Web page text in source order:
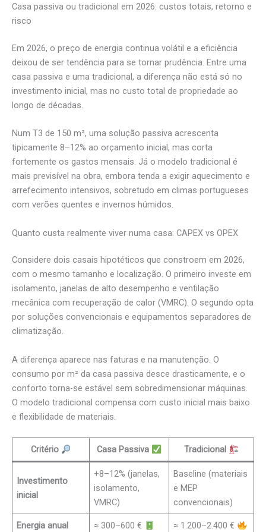
Casa passiva ou tradicional em 2026: custos totais, retorno e
risco
Em 2026, o preço de energia continua volátil e a eficiência
deixou de ser tendência para se tornar prudência. Entre uma
casa passiva e uma tradicional, a diferença não está só no
investimento inicial, mas no custo total de propriedade ao
longo de décadas.
Num T3 de 150 m², uma solução passiva acrescenta
tipicamente 8–12% ao orçamento inicial, mas corta
fortemente os gastos mensais. Já o modelo tradicional é
mais previsível na obra, embora tenda a exigir aquecimento e
arrefecimento intensivos, sobretudo em climas portugueses
com verões quentes e invernos húmidos.
Quanto custa realmente viver numa casa: CAPEX vs OPEX
Considere dois casais hipotéticos que constroem em 2026,
com o mesmo tamanho e localização. O primeiro investe em
isolamento, janelas de alto desempenho e ventilação
mecânica com recuperação de calor (VMRC). O segundo opta
por soluções convencionais e equipamentos separadores de
climatização.
A diferença aparece nas faturas e na manutenção. O
consumo por m² da casa passiva desce drasticamente, e o
conforto torna-se estável sem sobredimensionar máquinas.
O modelo tradicional compensa com custo inicial mais baixo
e flexibilidade de materiais.
Critério Casa Passiva Tradicional
Investimento
inicial
+8–12% (janelas,
isolamento,
VMRC)
Baseline (materiais
e MEP
convencionais)
Energia anual ≈ 300–600 € ≈ 1.200–2.400 €